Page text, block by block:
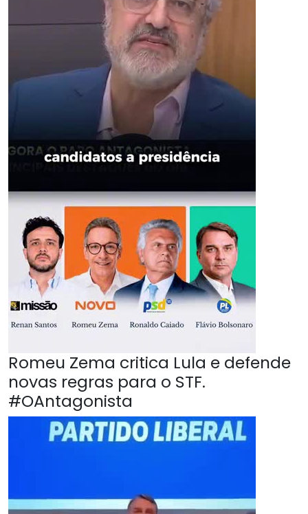
Romeu Zema critica Lula e defende
novas regras para o STF.
#OAntagonista